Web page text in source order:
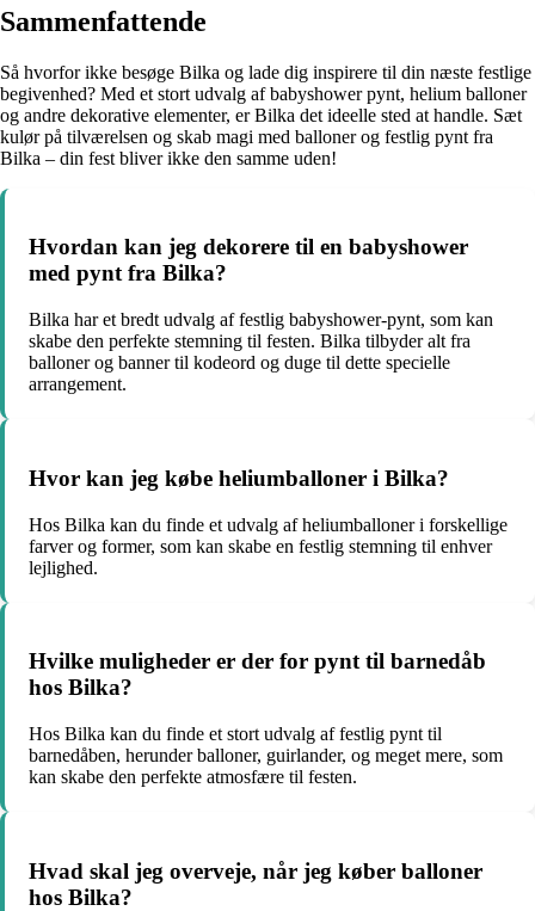
Sammenfattende
Så hvorfor ikke besøge Bilka og lade dig inspirere til din næste festlige
begivenhed? Med et stort udvalg af babyshower pynt, helium balloner
og andre dekorative elementer, er Bilka det ideelle sted at handle. Sæt
kulør på tilværelsen og skab magi med balloner og festlig pynt fra
Bilka – din fest bliver ikke den samme uden!
Hvordan kan jeg dekorere til en babyshower
med pynt fra Bilka?
Bilka har et bredt udvalg af festlig babyshower-pynt, som kan
skabe den perfekte stemning til festen. Bilka tilbyder alt fra
balloner og banner til kodeord og duge til dette specielle
arrangement.
Hvor kan jeg købe heliumballoner i Bilka?
Hos Bilka kan du finde et udvalg af heliumballoner i forskellige
farver og former, som kan skabe en festlig stemning til enhver
lejlighed.
Hvilke muligheder er der for pynt til barnedåb
hos Bilka?
Hos Bilka kan du finde et stort udvalg af festlig pynt til
barnedåben, herunder balloner, guirlander, og meget mere, som
kan skabe den perfekte atmosfære til festen.
Hvad skal jeg overveje, når jeg køber balloner
hos Bilka?